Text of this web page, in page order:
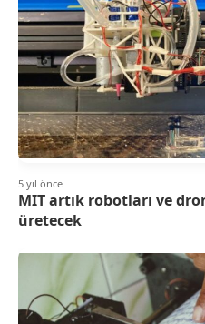
5 yıl önce
MIT artık robotları ve
üretecek